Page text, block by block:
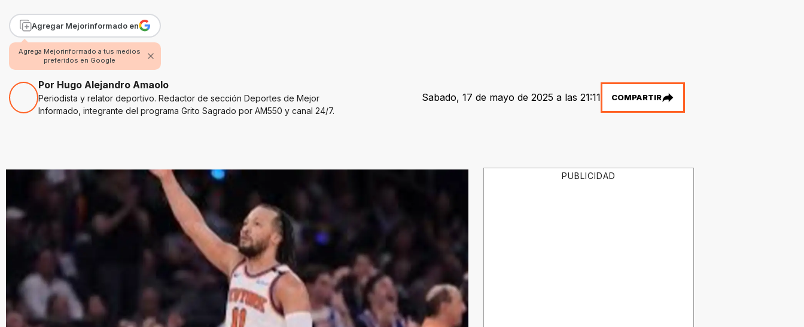
Agregar Mejorinformado en
Agrega Mejorinformado a tus medios
preferidos en Google
Por Hugo Alejandro Amaolo
Periodista y relator deportivo. Redactor de sección Deportes de Mejor
Informado, integrante del programa Grito Sagrado por AM550 y canal 24/7.
Sabado, 17 de mayo de 2025 a las 21:11 COMPARTIR
PUBLICIDAD